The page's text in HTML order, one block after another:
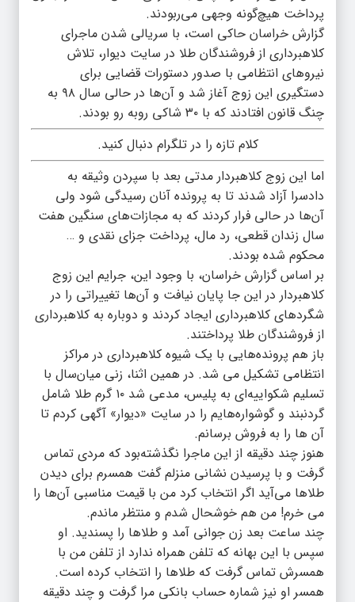
پرداخت هیچ‌گونه وجهی می‌ربودند.
گزارش خراسان حاکی است، با سریالی شدن ماجرای
کلاهبرداری از فروشندگان طلا در سایت دیوار، تلاش
نیروهای انتظامی با صدور دستورات قضایی برای
دستگیری این زوج آغاز شد و آن‌ها در حالی سال ۹۸ به
چنگ قانون افتادند که با ۳۰ شاکی روبه رو بودند.
کلام تازه را در تلگرام دنبال کنید.
اما این زوج کلاهبردار مدتی بعد با سپردن وثیقه به
دادسرا آزاد شدند تا به پرونده آنان رسیدگی شود ولی
آن‌ها در حالی فرار کردند که به مجازات‌های سنگین هفت
سال زندان قطعی، رد مال، پرداخت جزای نقدی و …
محکوم شده بودند.
بر اساس گزارش خراسان، با وجود این، جرایم این زوج
کلاهبردار در این جا پایان نیافت و آن‌ها تغییراتی را در
شگردهای کلاهبرداری ایجاد کردند و دوباره به کلاهبرداری
از فروشندگان طلا پرداختند.
باز هم پرونده‌هایی با یک شیوه کلاهبرداری در مراکز
انتظامی تشکیل می شد. در همین اثنا، زنی میان‌سال با
تسلیم شکواییه‌ای به پلیس، مدعی شد ۱۰ گرم طلا شامل
گردنبند و گوشواره‌هایم را در سایت «دیوار» آگهی کردم تا
آن ها را به فروش برسانم.
هنوز چند دقیقه از این ماجرا نگذشته‌بود که مردی تماس
گرفت و با پرسیدن نشانی منزلم گفت همسرم برای دیدن
طلاها می‌آید اگر انتخاب کرد من با قیمت مناسبی آن‌ها را
می خرم! من هم خوشحال شدم و منتظر ماندم.
چند ساعت بعد زن جوانی آمد و طلاها را پسندید. او
سپس با این بهانه که تلفن همراه ندارد از تلفن من با
همسرش تماس گرفت که طلاها را انتخاب کرده است.
همسر او نیز شماره حساب بانکی مرا گرفت و چند دقیقه